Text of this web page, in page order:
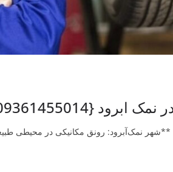
جواد
نمک‌آبرود: رونق مکانیکی در محیطی